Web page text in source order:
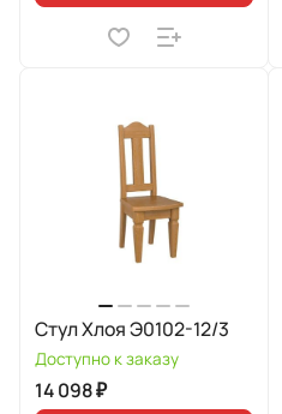
Стул Хлоя Э0102-12/3
Доступно к заказу
14 098 ₽